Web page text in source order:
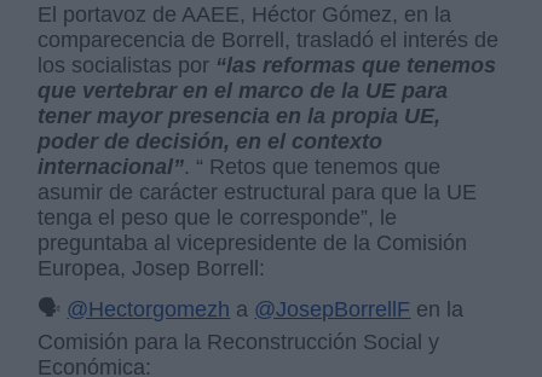
El portavoz de AAEE, Héctor Gómez, en la
comparecencia de Borrell, trasladó el interés de
los socialistas por “las reformas que tenemos
que vertebrar en el marco de la UE para
tener mayor presencia en la propia UE,
poder de decisión, en el contexto
internacional”. “ Retos que tenemos que
asumir de carácter estructural para que la UE
tenga el peso que le corresponde”, le
preguntaba al vicepresidente de la Comisión
Europea, Josep Borrell:
🗣️ @Hectorgomezh a @JosepBorrellF en la
Comisión para la Reconstrucción Social y
Económica: